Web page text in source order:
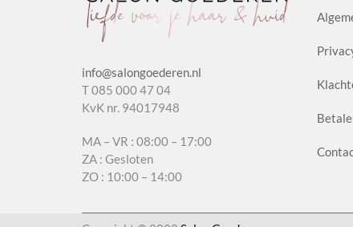
info@salongoederen.nl
T 085 000 47 04
KvK nr. 94017948
MA – VR : 08:00 – 17:00
ZA : Gesloten
ZO : 10:00 – 14:00